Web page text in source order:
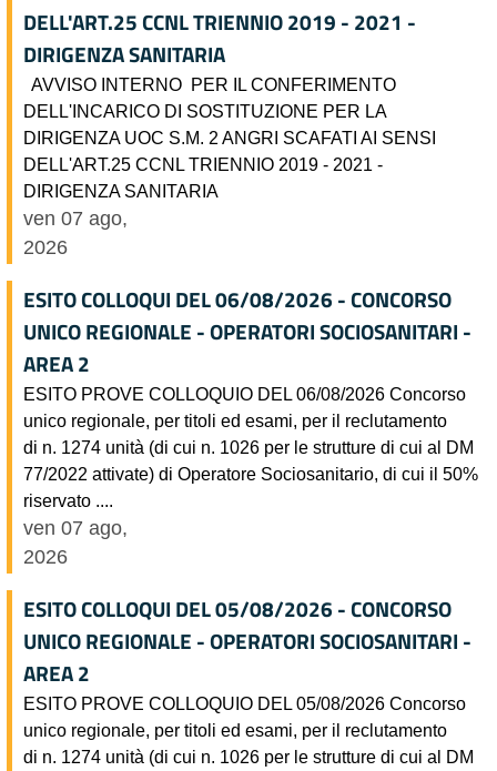
DELL'ART.25 CCNL TRIENNIO 2019 - 2021 -
DIRIGENZA SANITARIA
AVVISO INTERNO PER IL CONFERIMENTO
DELL'INCARICO DI SOSTITUZIONE PER LA
DIRIGENZA UOC S.M. 2 ANGRI SCAFATI AI SENSI
DELL'ART.25 CCNL TRIENNIO 2019 - 2021 -
DIRIGENZA SANITARIA
ven 07 ago,
2026
ESITO COLLOQUI DEL 06/08/2026 - CONCORSO
UNICO REGIONALE - OPERATORI SOCIOSANITARI -
AREA 2
ESITO PROVE COLLOQUIO DEL 06/08/2026 Concorso
unico regionale, per titoli ed esami, per il reclutamento
di n. 1274 unità (di cui n. 1026 per le strutture di cui al DM
77/2022 attivate) di Operatore Sociosanitario, di cui il 50%
riservato ....
ven 07 ago,
2026
ESITO COLLOQUI DEL 05/08/2026 - CONCORSO
UNICO REGIONALE - OPERATORI SOCIOSANITARI -
AREA 2
ESITO PROVE COLLOQUIO DEL 05/08/2026 Concorso
unico regionale, per titoli ed esami, per il reclutamento
di n. 1274 unità (di cui n. 1026 per le strutture di cui al DM